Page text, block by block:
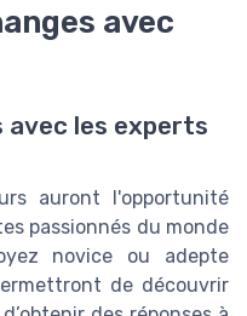
avec
avec les experts
auront l'opportunité
passionnés du monde
novice ou adepte
de découvrir